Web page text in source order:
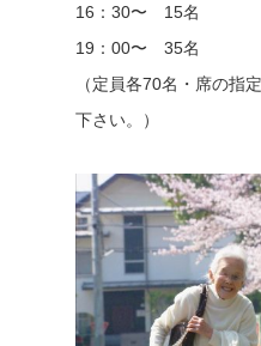
16：30〜 15名
19：00〜 35名
（定員各70名・席の指
下さい。）